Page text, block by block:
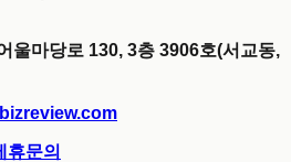
울마당로 130, 3층 3906호(서교동,
휴문의